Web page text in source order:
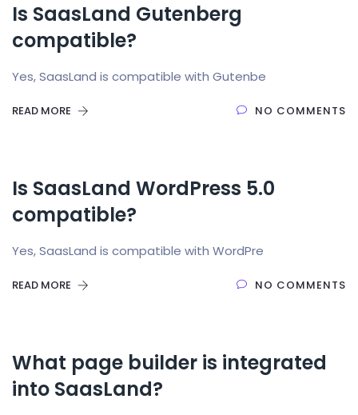
Is SaasLand Gutenberg
compatible?
Yes, SaasLand is compatible with Gutenbe
READ MORE NO COMMENTS
Is SaasLand WordPress 5.0
compatible?
Yes, SaasLand is compatible with WordPre
READ MORE NO COMMENTS
What page builder is integrated
into SaasLand?